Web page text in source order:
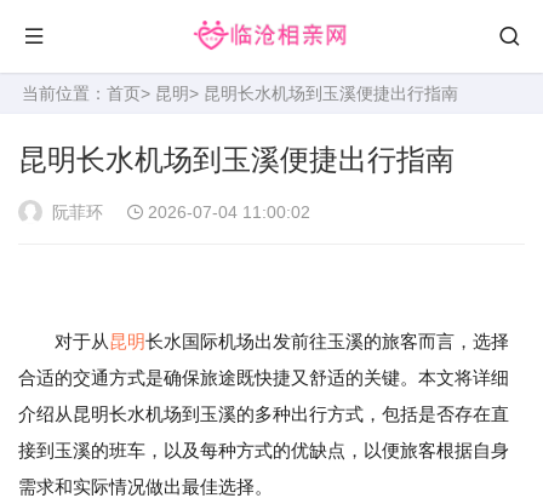
当前位置： 首页> 昆明> 昆明长水机场到玉溪便捷出行指南
昆明长水机场到玉溪便捷出行指南
阮菲环 2026-07-04 11:00:02
对于从昆明长水国际机场出发前往玉溪的旅客而言，选择
合适的交通方式是确保旅途既快捷又舒适的关键。本文将详细
介绍从昆明长水机场到玉溪的多种出行方式，包括是否存在直
接到玉溪的班车，以及每种方式的优缺点，以便旅客根据自身
需求和实际情况做出最佳选择。